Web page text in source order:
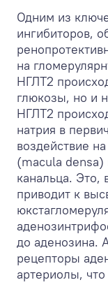
Одним из
ингибиторов,
на
НГЛТ2
глюкозы, но и
НГЛТ2
натрия в
воздействие
(macula densa)
канальца. Это,
приводит к
до аденозина.
рецепторы
артериолы,